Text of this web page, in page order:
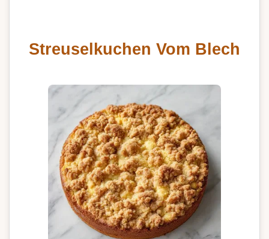
Streuselkuchen Vom Blech